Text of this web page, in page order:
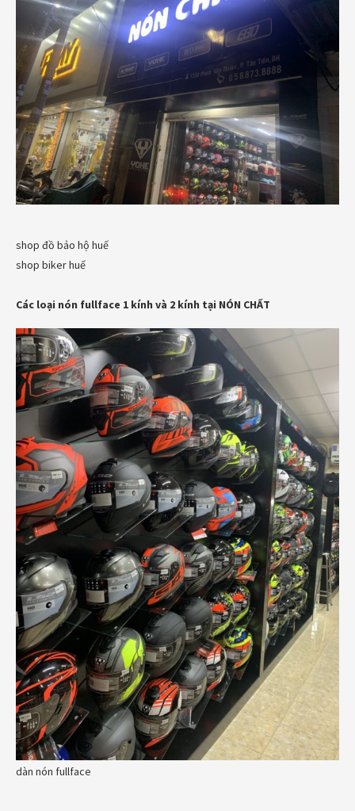
shop đồ bảo hộ huế
shop biker huế
Các loại nón fullface 1 kính và 2 kính tại NÓN CHẤT
dàn nón fullface